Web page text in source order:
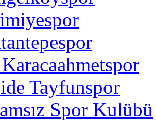
Tayfunspor
Spor Kulübü